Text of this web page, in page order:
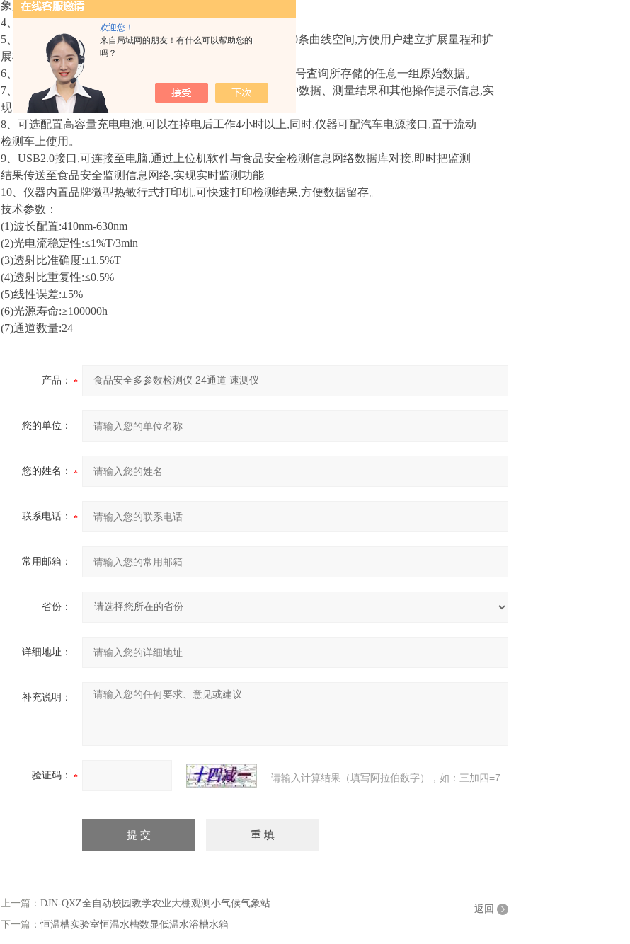
欢迎您！
来自局域网的朋友！有什么可以帮助您的
吗？
象,保证光源始终工作在优良状态
4、仪器自动校正0%及100%,不需要人工进行此校正操作
5、内存工作曲线可直接调用并自动计算待测样浓度,具备180条曲线空间,方便用户建立扩展量程和扩
展检测项目。
6、大容量存储器,能存储五万条以上数据,并能根据时间或序号査询所存储的任意一组原始数据。
7、全彩触摸7寸LCD大屏幕显示,可实时显示测量过程中各种数据、测量结果和其他操作提示信息,实
现良好的人机对话功能。
8、可选配置高容量充电电池,可以在掉电后工作4小时以上,同时,仪器可配汽车电源接口,置于流动
检测车上使用。
9、USB2.0接口,可连接至电脑,通过上位机软件与食品安全检测信息网络数据库对接,即时把监测
结果传送至食品安全监测信息网络,实现实时监测功能
10、仪器内置品牌微型热敏行式打印机,可快速打印检测结果,方便数据留存。
技术参数：
(1)波长配置:410nm-630nm
(2)光电流稳定性:≤1%T/3min
(3)透射比准确度:±1.5%T
(4)透射比重复性:≤0.5%
(5)线性误差:±5%
(6)光源寿命:≥100000h
(7)通道数量:24
产品：
您的单位：
您的姓名：
联系电话：
常用邮箱：
省份：
详细地址：
补充说明：
验证码： 请输入计算结果（填写阿拉伯数字），如：三加四=7
上一篇： DJN-QXZ全自动校园教学农业大棚观测小气候气象站
下一篇：恒温槽实验室恒温水槽数显低温水浴槽水箱
返回